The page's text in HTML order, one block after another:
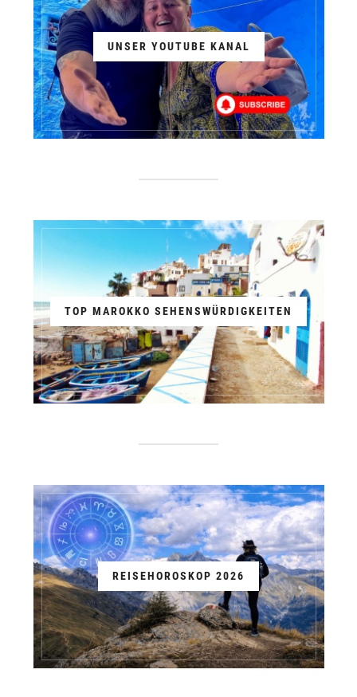
UNSER YOUTUBE KANAL
TOP MAROKKO SEHENSWÜRDIGKEITEN
REISEHOROSKOP 2026